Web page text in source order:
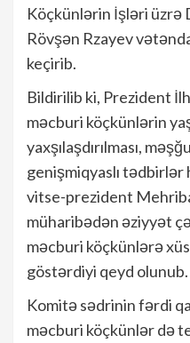
Köçkünlərin İşləri üzrə
Rövşən Rzayev
keçirib.
Bildirilib ki, Prezident
məcburi köçkünlərin
yaxşılaşdırılması,
genişmiqyaslı
vitse-prezident
müharibədən əziyyət
məcburi köçkünlərə
göstərdiyi qeyd olunub.
Komitə sədrinin fərdi
məcburi köçkünlər də